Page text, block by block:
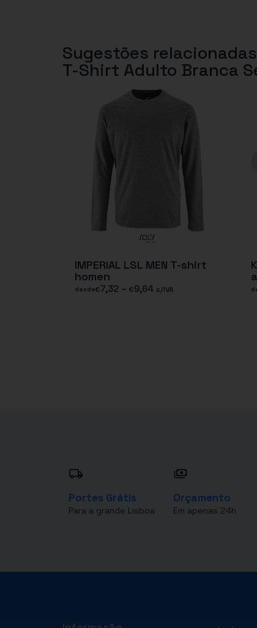
Sugestões
T-Shirt Adulto Branca
IMPERIAL LSL MEN T-shirt
homen
desde€7,32 – €9,64 s/IVA
Portes Grátis
Para a grande Lisboa
Orçamento
Em apenas 24h